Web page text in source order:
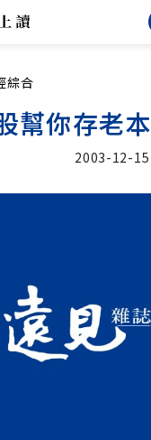
綜合
幫你存老本
2003-12-15